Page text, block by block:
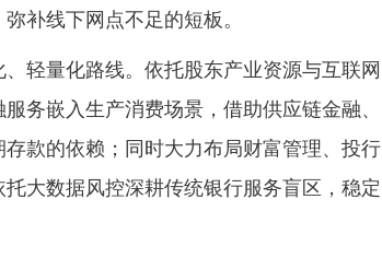
补线下网点不足的短板。
量化路线。依托股东产业资源与互联网
务嵌入生产消费场景，借助供应链金融、
款的依赖；同时大力布局财富管理、投行
大数据风控深耕传统银行服务盲区，稳定